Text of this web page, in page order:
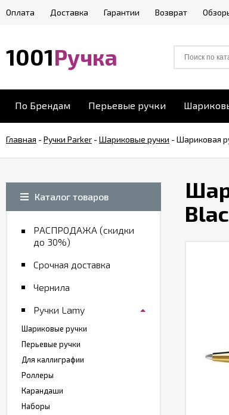
Оплата Доставка Гарантии Возврат
1001Ручка
По Брендам Перьевые ручки
Главная -Ручки Parker -Шариковые ручки -Шариковая
Каталог товаров
РАСПРОДАЖА (скидки
до 30%)
Срочная доставка
Чернила
Ручки Lamy
Шариковые ручки
Перьевые ручки
Для каллиграфии
Роллеры
Карандаши
Наборы